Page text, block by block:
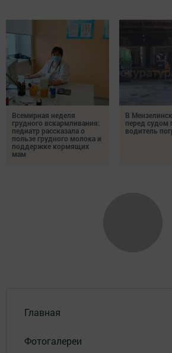
Всемирная неделя
грудного вскармливания:
педиатр рассказала о
пользе грудного молока и
поддержке кормящих
мам
В
перед судом
водитель
Главная
Фотогалереи